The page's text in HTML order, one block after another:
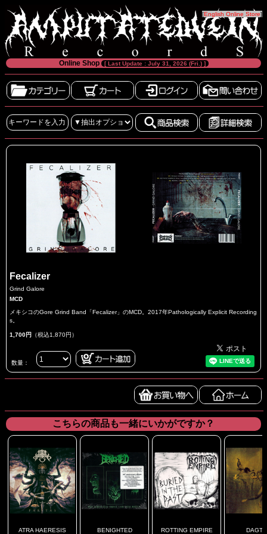
[English Online Store]
Online Shop [ Last Update : July 31, 2026 (Fri.) ]
Fecalizer
Grind Galore
MCD
メキシコのGore Grind Band「Fecalizer」のMCD。2017年Pathologically Explicit Recording
s。
1,700円 （税込1,870円）
数量：
こちらの商品も一緒にいかがですか？
ATRA HAERESIS BENIGHTED ROTTING EMPIRE